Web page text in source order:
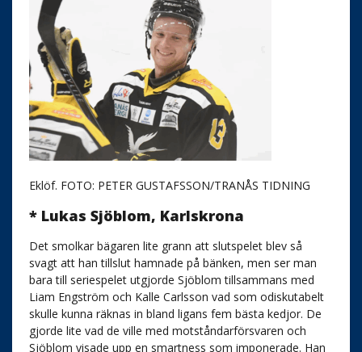
Eklöf. FOTO: PETER GUSTAFSSON/TRANÅS TIDNING
* Lukas Sjöblom, Karlskrona
Det smolkar bägaren lite grann att slutspelet blev så
svagt att han tillslut hamnade på bänken, men ser man
bara till seriespelet utgjorde Sjöblom tillsammans med
Liam Engström och Kalle Carlsson vad som odiskutabelt
skulle kunna räknas in bland ligans fem bästa kedjor. De
gjorde lite vad de ville med motståndarförsvaren och
Sjöblom visade upp en smartness som imponerade. Han